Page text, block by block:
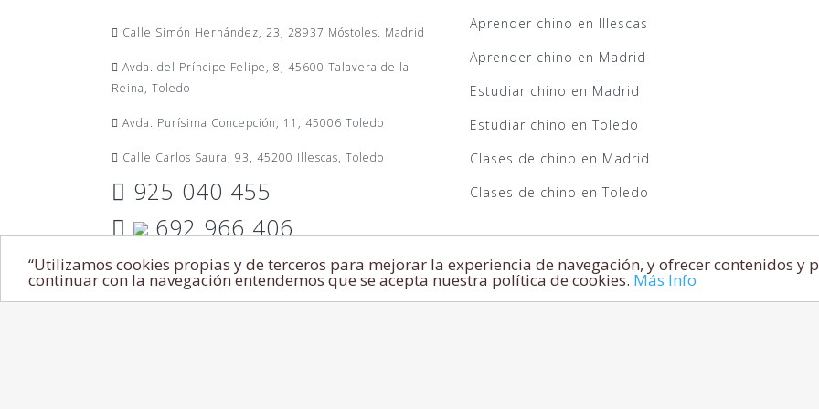
“Utilizamos cookies propias y de terceros para mejorar la experiencia de navegación, y ofrecer contenidos y
continuar con la navegación entendemos que se acepta nuestra política de cookies. Más Info
Calle Simón Hernández, 23, 28937 Móstoles, Madrid
Avda. del Príncipe Felipe, 8, 45600 Talavera de la
Reina, Toledo
Avda. Purísima Concepción, 11, 45006 Toledo
Calle Carlos Saura, 93, 45200 Illescas, Toledo
925 040 455
692 966 406
654 605 611
academiawulan@hotmail.com
Aprender chino en Illescas
Aprender chino en Madrid
Estudiar chino en Madrid
Estudiar chino en Toledo
Clases de chino en Madrid
Clases de chino en Toledo
Colaboramos con: